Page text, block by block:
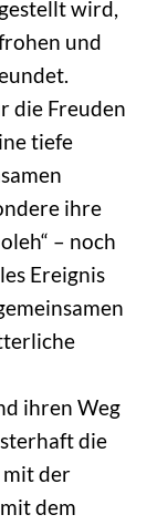
wird,
und
die Freuden
tiefe
ihre
– noch
Ereignis
ihren Weg
die
mit der
dem